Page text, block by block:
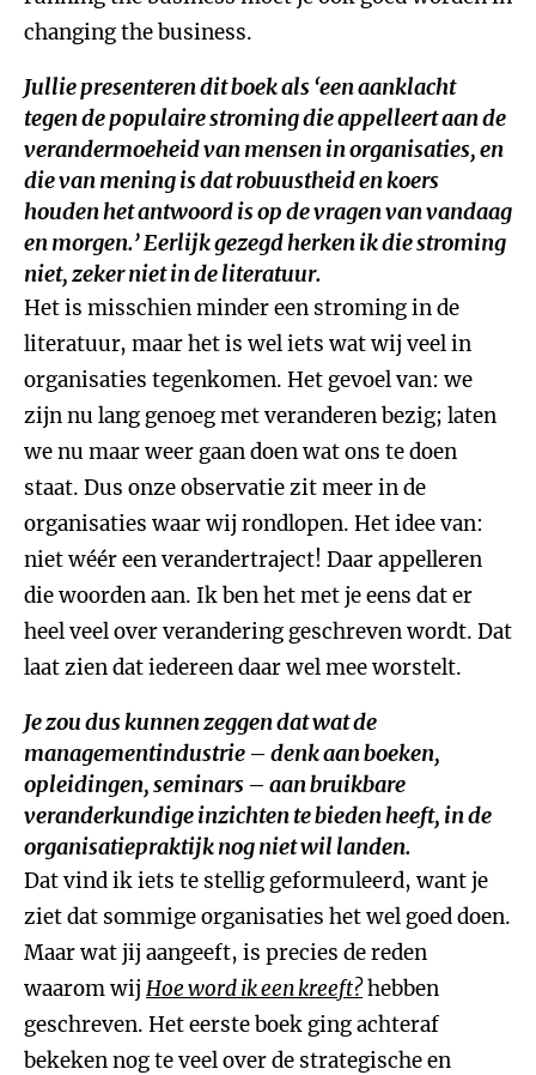
changing the business.
Jullie presenteren dit boek als ‘een aanklacht
tegen de populaire stroming die appelleert aan de
verandermoeheid van mensen in organisaties, en
die van mening is dat robuustheid en koers
houden het antwoord is op de vragen van vandaag
en morgen.’ Eerlijk gezegd herken ik die stroming
niet, zeker niet in de literatuur.
Het is misschien minder een stroming in de
literatuur, maar het is wel iets wat wij veel in
organisaties tegenkomen. Het gevoel van: we
zijn nu lang genoeg met veranderen bezig; laten
we nu maar weer gaan doen wat ons te doen
staat. Dus onze observatie zit meer in de
organisaties waar wij rondlopen. Het idee van:
niet wéér een verandertraject! Daar appelleren
die woorden aan. Ik ben het met je eens dat er
heel veel over verandering geschreven wordt. Dat
laat zien dat iedereen daar wel mee worstelt.
Je zou dus kunnen zeggen dat wat de
managementindustrie – denk aan boeken,
opleidingen, seminars – aan bruikbare
veranderkundige inzichten te bieden heeft, in de
organisatiepraktijk nog niet wil landen.
Dat vind ik iets te stellig geformuleerd, want je
ziet dat sommige organisaties het wel goed doen.
Maar wat jij aangeeft, is precies de reden
waarom wij Hoe word ik een kreeft?hebben
geschreven. Het eerste boek ging achteraf
bekeken nog te veel over de strategische en